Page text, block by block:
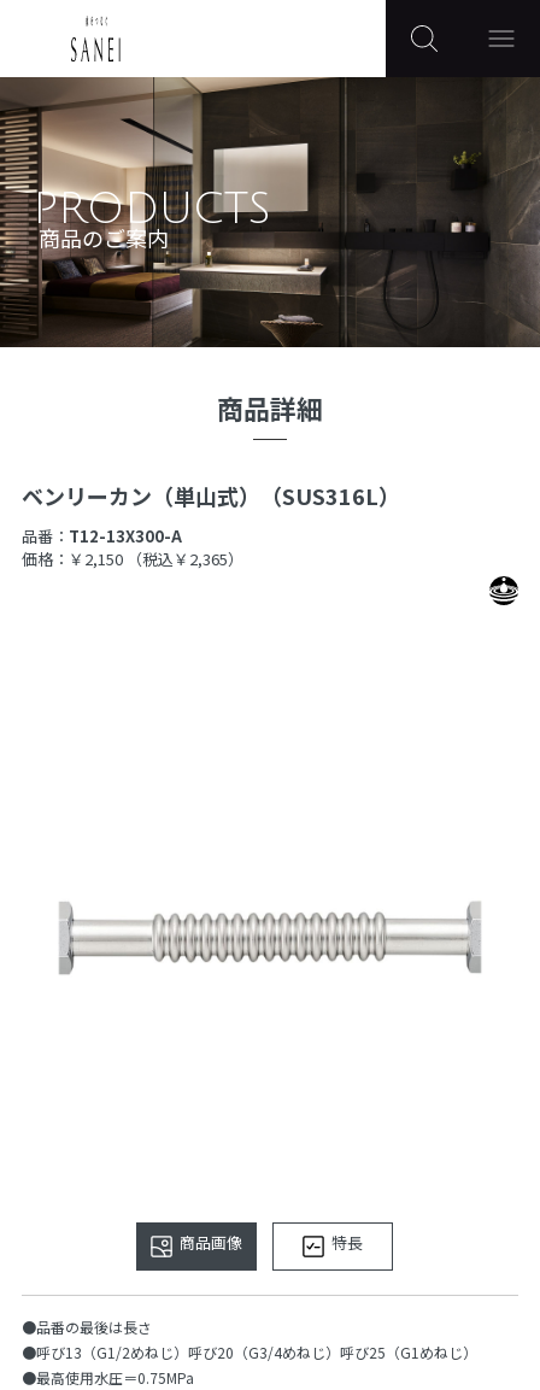
PRODUCTS
商品のご案内
商品詳細
ベンリーカン（単山式）（SUS316L）
品番： T12-13X300-A
価格：￥2,150
（税込￥2,365）
商品画像 特長
●品番の最後は長さ
●呼び13（G1/2めねじ）呼び20（G3/4めねじ）呼び25（G1めねじ）
●最高使用水圧＝0.75MPa